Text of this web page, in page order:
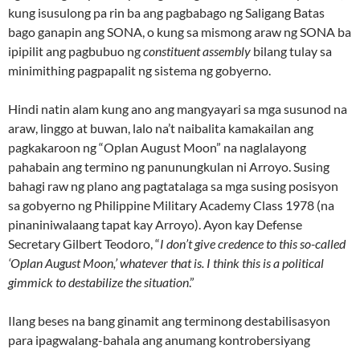
kung isusulong pa rin ba ang pagbabago ng Saligang Batas
bago ganapin ang SONA, o kung sa mismong araw ng SONA ba
ipipilit ang pagbubuo ngconstituent assembly bilang tulay sa
minimithing pagpapalit ng sistema ng gobyerno.
Hindi natin alam kung ano ang mangyayari sa mga susunod na
araw, linggo at buwan, lalo na’t naibalita kamakailan ang
pagkakaroon ng “Oplan August Moon” na naglalayong
pahabain ang termino ng panunungkulan ni Arroyo. Susing
bahagi raw ng plano ang pagtatalaga sa mga susing posisyon
sa gobyerno ng Philippine Military Academy Class 1978 (na
pinaniniwalaang tapat kay Arroyo). Ayon kay Defense
Secretary Gilbert Teodoro, “I don’t give credence to this so-called
‘Oplan August Moon,’ whatever that is. I think this is a political
gimmick to destabilize the situation.”
Ilang beses na bang ginamit ang terminong destabilisasyon
para ipagwalang-bahala ang anumang kontrobersiyang